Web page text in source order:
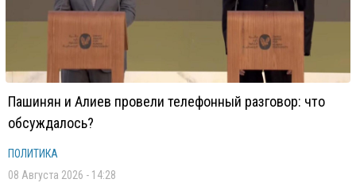
Пашинян и Алиев провели телефонный разговор: что
обсуждалось?
ПОЛИТИКА
08 Августа 2026 - 14:28